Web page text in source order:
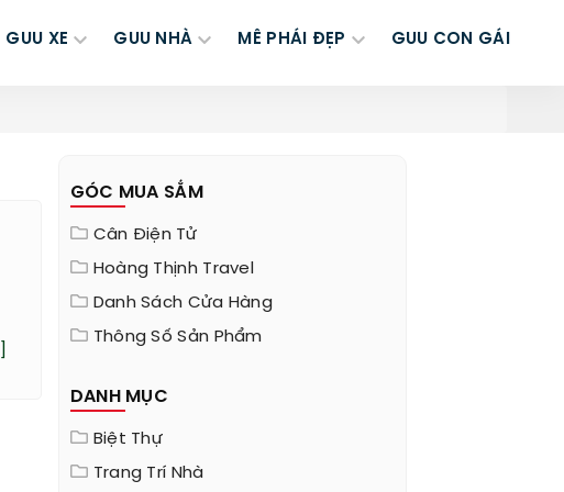
GUU XE GUU NHÀ MÊ PHÁI ĐẸP GUU CON GÁI
GÓC MUA SẮM
Cân Điện Tử
Hoàng Thịnh Travel
Danh Sách Cửa Hàng
Thông Số Sản Phẩm
DANH MỤC
Biệt Thự
Trang Trí Nhà